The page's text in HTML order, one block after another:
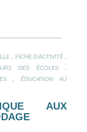
FICHE D'ACTIVITÉ
DES ÉCOLES.
ÉDUCATION AU
AUX